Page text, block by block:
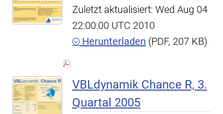
Zuletzt aktualisiert: Wed Aug 04
22:00:00 UTC 2010
Herunterladen (PDF, 207 KB)
VBLdynamik Chance R, 3.
Quartal 2005